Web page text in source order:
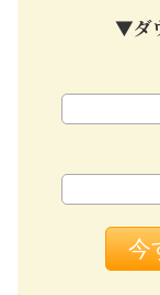
▼ダ